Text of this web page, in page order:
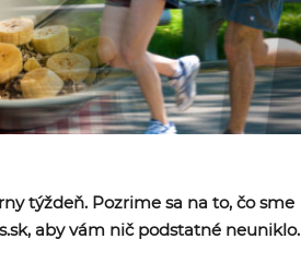
týždeň. Pozrime sa na to, čo sme
aby vám nič podstatné neuniklo.